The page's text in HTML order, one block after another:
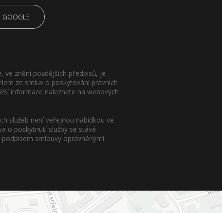
GOOGLE
ve znění pozdějších předpisů, je
ze smluv o poskytování právních
informace naleznete na webových
služeb není veřejnou nabídkou ve
o poskytnutí služby se stává
smlouvy oprávněnými